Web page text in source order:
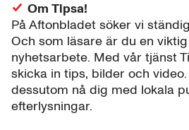
Om Tipsa!
På Aftonbladet söker vi
Och som läsare är du en
nyhetsarbete. Med vår tjänst
skicka in tips, bilder och
dessutom nå dig med lokala
efterlysningar.